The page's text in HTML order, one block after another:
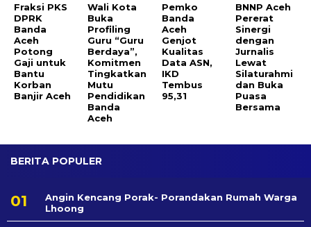
Fraksi PKS
DPRK
Banda
Aceh
Potong
Gaji untuk
Bantu
Korban
Banjir Aceh
Wali Kota
Buka
Profiling
Guru “Guru
Berdaya”,
Komitmen
Tingkatkan
Mutu
Pendidikan
Banda
Aceh
Pemko
Banda
Aceh
Genjot
Kualitas
Data ASN,
IKD
Tembus
95,31
BNNP Aceh
Pererat
Sinergi
dengan
Jurnalis
Lewat
Silaturahmi
dan Buka
Puasa
Bersama
BERITA POPULER
Angin Kencang Porak- Porandakan Rumah Warga
Lhoong